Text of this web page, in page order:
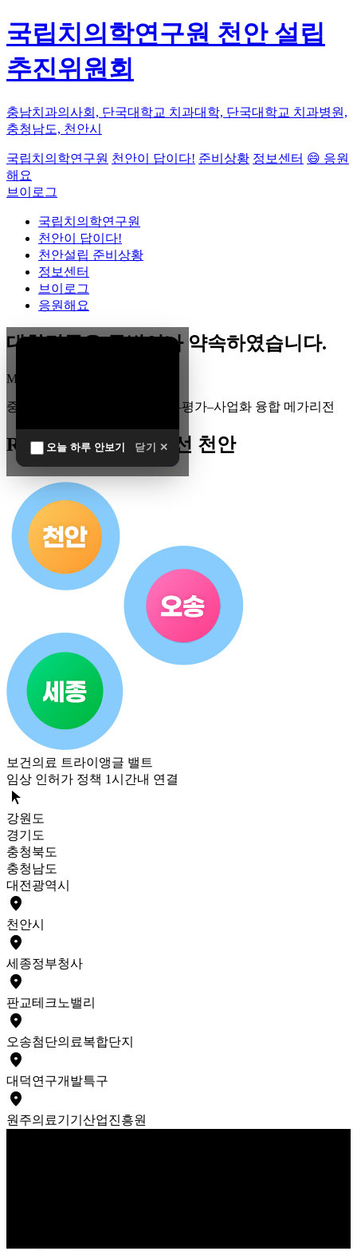
국립치의학연구원 천안 설립
추진위원회
충남치과의사회, 단국대학교 치과대학, 단국대학교 치과병원,
충청남도, 천안시
국립치의학연구원 천안이 답이다! 준비상황 정보센터 😄 응원
해요
브이로그
국립치의학연구원
천안이 답이다!
천안설립 준비상황
정보센터
브이로그
응원해요
오늘 하루 안보기 닫기 ✕
대한민국은 두번이나 약속하였습니다.
MEGA
중부권 전체를 잇는 연구–임상–평가–사업화 융합 메가리전
R&D 남방한계 최전선 천안
보건의료 트라이앵글 밸트
임상 인허가 정책 1시간내 연결
arrow_selector_tool
강원도
경기도
충청북도
충청남도
대전광역시
place
천안시
place
세종정부청사
place
판교테크노밸리
place
오송첨단의료복합단지
place
대덕연구개발특구
place
원주의료기기산업진흥원